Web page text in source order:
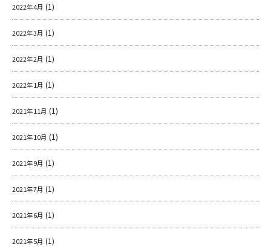
2022年4月 (1)
2022年3月 (1)
2022年2月 (1)
2022年1月 (1)
2021年11月 (1)
2021年10月 (1)
2021年9月 (1)
2021年7月 (1)
2021年6月 (1)
2021年5月 (1)